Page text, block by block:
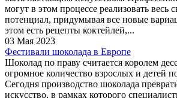
могут в этом процессе реализовать весь
потенциал, придумывая все новые
этом есть рецепты коктейлей,...
03 Мая 2023
Фестивали шоколада в Европе
Шоколад по праву считается королем
огромное количество взрослых и детей
Сегодня производство шоколада
искусство, в рамках которого